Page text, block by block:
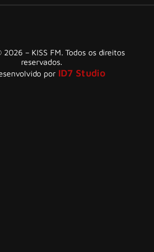
– KISS FM. Todos os direitos
reservados.
por ID7 Studio